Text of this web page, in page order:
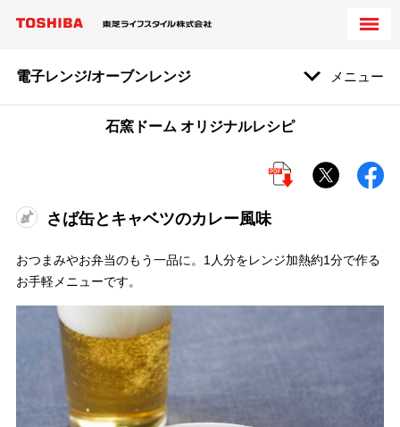
電子レンジ/オーブンレンジ メニュー
石窯ドーム オリジナルレシピ
さば缶とキャベツのカレー風味
おつまみやお弁当のもう一品に。1人分をレンジ加熱約1分で作る
お手軽メニューです。